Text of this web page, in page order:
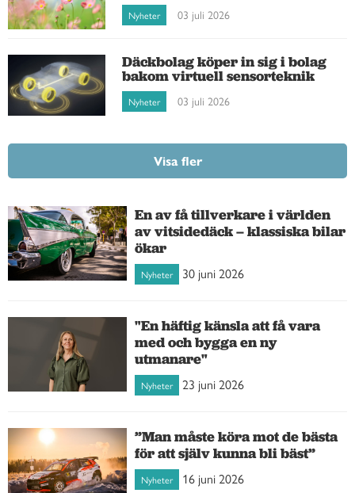
Nyheter 03 juli 2026
Däckbolag köper in sig i bolag
bakom virtuell sensorteknik
Nyheter 03 juli 2026
Visa fler
En av få tillverkare i världen
av vitsidedäck – klassiska bilar
ökar
Nyheter 30 juni 2026
"En häftig känsla att få vara
med och bygga en ny
utmanare"
Nyheter 23 juni 2026
”Man måste köra mot de bästa
för att själv kunna bli bäst”
Nyheter 16 juni 2026